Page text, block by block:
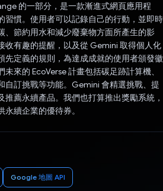
的一部分，是一款漸進式網頁應用程
習慣。使用者可以記錄自己的行動，並即時
、節約用水和減少廢棄物方面所產生的影
收有趣的提醒，以及從 Gemini 取得個人化
先定義的規則，為達成成就的使用者頒發徽
來的 EcoVerse 計畫包括碳足跡計算機、
自訂挑戰等功能。Gemini 會精選挑戰、提
薦永續產品。我們也打算推出獎勵系統，
續企業的優待券。
Google 地圖 API